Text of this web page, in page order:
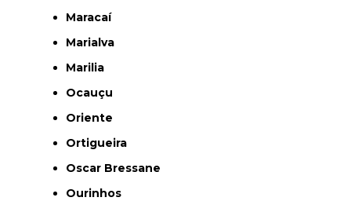
Maracaí
Marialva
Marilia
Ocauçu
Oriente
Ortigueira
Oscar Bressane
Ourinhos